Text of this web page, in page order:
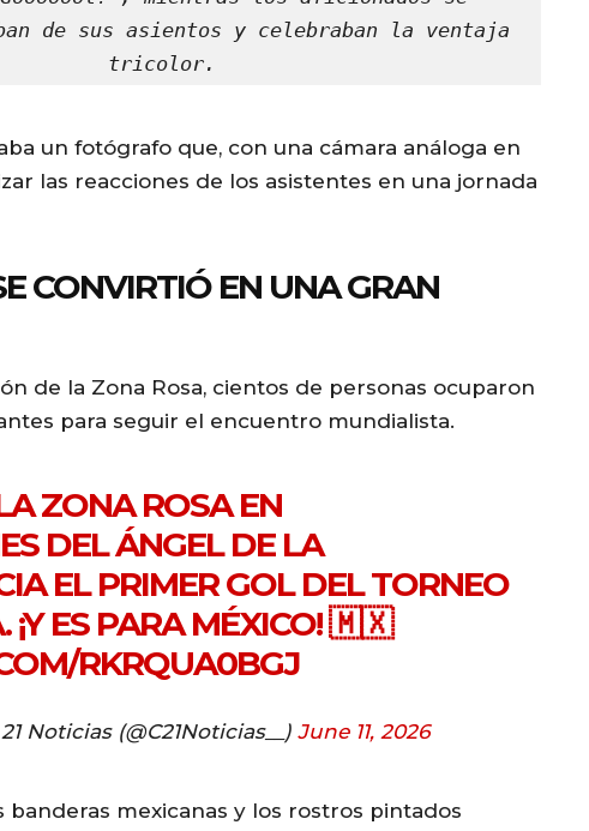
de sus asientos y celebraban la ventaja
tricolor.
un fotógrafo que, con una cámara análoga en
las reacciones de los asistentes en una jornada
CONVIRTIÓ EN UNA GRAN
de la Zona Rosa, cientos de personas ocuparon
para seguir el encuentro mundialista.
ZONA ROSA EN
DEL ÁNGEL DE LA
EL PRIMER GOL DEL TORNEO
¡Y ES PARA MÉXICO! 🇲🇽
RKRQUA0BGJ
Noticias (@C21Noticias__) June 11, 2026
banderas mexicanas y los rostros pintados